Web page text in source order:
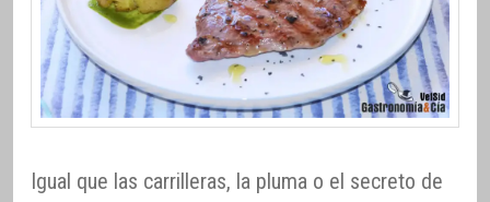
Igual que las carrilleras, la pluma o el secreto de